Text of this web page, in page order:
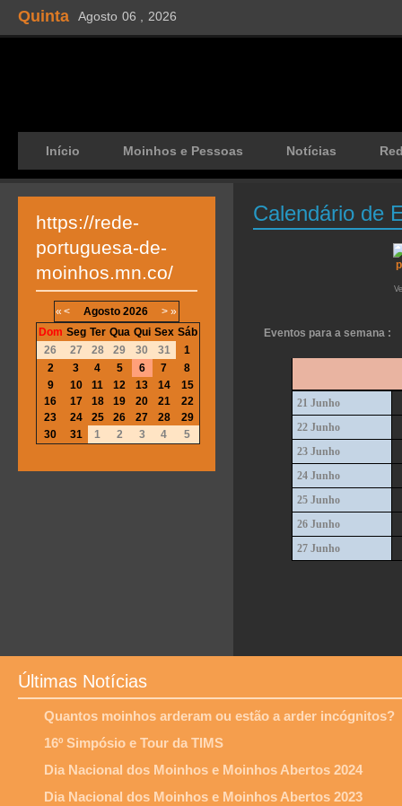
Quinta Agosto 06 , 2026
Início Moinhos e Pessoas Notícias
Calendário de
Eventos para a semana :
21 Junho
22 Junho
23 Junho
24 Junho
25 Junho
26 Junho
27 Junho
https://rede-
portuguesa-de-
moinhos.mn.co/
« < Agosto 2026 > »
Dom Seg Ter Qua Qui Sex Sáb
26
27 28 29 30 31
1
2
3 4 5 6 7
8
9
10 11 12 13 14
15
16
17 18 19 20 21
22
23
24 25 26 27 28
29
30
31 1 2 3 4 5
Últimas Notícias
Quantos moinhos arderam ou estão a arder incógnitos?
16º Simpósio e Tour da TIMS
Dia Nacional dos Moinhos e Moinhos Abertos 2024
Dia Nacional dos Moinhos e Moinhos Abertos 2023